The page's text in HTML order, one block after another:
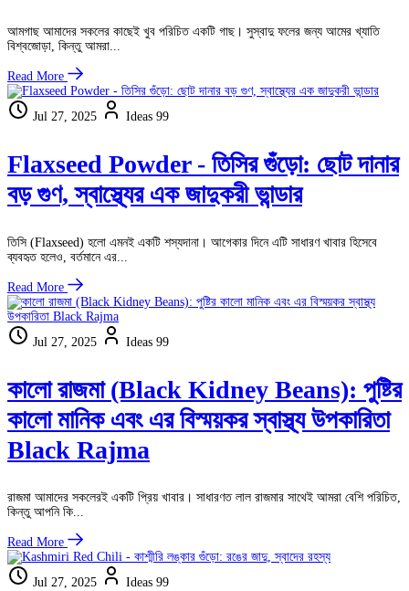
আমগাছ আমাদের সকলের কাছেই খুব পরিচিত একটি গাছ। সুস্বাদু ফলের জন্য আমের খ্যাতি
বিশ্বজোড়া, কিন্তু আমরা...
Read More
Jul 27, 2025 Ideas 99
Flaxseed Powder - তিসির গুঁড়ো: ছোট দানার
বড় গুণ, স্বাস্থ্যের এক জাদুকরী ভান্ডার
তিসি (Flaxseed) হলো এমনই একটি শস্যদানা। আগেকার দিনে এটি সাধারণ খাবার হিসেবে
ব্যবহৃত হলেও, বর্তমানে এর...
Read More
Jul 27, 2025 Ideas 99
কালো রাজমা (Black Kidney Beans): পুষ্টির
কালো মানিক এবং এর বিস্ময়কর স্বাস্থ্য উপকারিতা
Black Rajma
রাজমা আমাদের সকলেরই একটি প্রিয় খাবার। সাধারণত লাল রাজমার সাথেই আমরা বেশি পরিচিত,
কিন্তু আপনি কি...
Read More
Jul 27, 2025 Ideas 99